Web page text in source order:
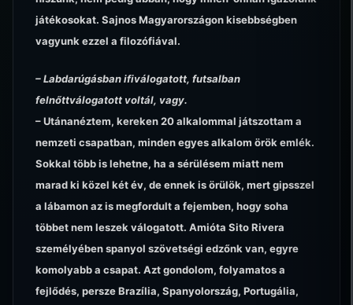
játékosokat. Sajnos Magyarországon kisebbségben
vagyunk ezzel a filozófiával.
– Labdarúgásban ifiválogatott, futsalban
felnőttválogatott voltál, vagy.
– Utánanéztem, kereken 20 alkalommal játszottam a
nemzeti csapatban, minden egyes alkalom örök emlék.
Sokkal több is lehetne, ha a sérülésem miatt nem
marad ki közel két év, de ennek is örülök, mert gipsszel
a lábamon az is megfordult a fejemben, hogy soha
többet nem leszek válogatott. Amióta Sito Rivera
személyében spanyol szövetségi edzőnk van, egyre
komolyabb a csapat. Azt gondolom, folyamatos a
fejlődés, persze Brazília, Spanyolország, Portugália,